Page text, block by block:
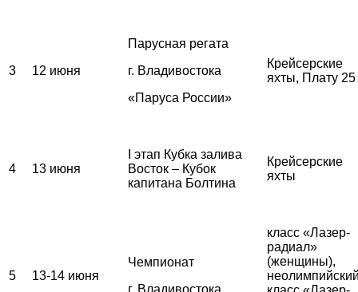
3 12 июня
Парусная регата
г. Владивостока
«Паруса России»
Крейсерские
яхты, Плату 25
4 13 июня
I этап Кубка залива
Восток – Кубок
капитана Болтина
Крейсерские
яхты
5 13-14 июня
Чемпионат
г. Владивостока
класс «Лазер-
радиал»
(женщины),